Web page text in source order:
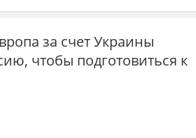
за счет Украины
чтобы подготовиться к